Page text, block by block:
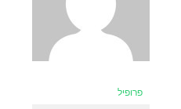
פרופיל